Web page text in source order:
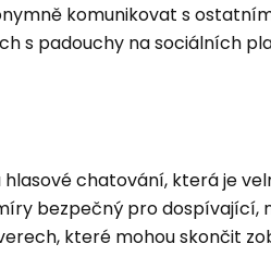
komunikovat s
s padouchy na sociálních
chatování, která je
bezpečný pro
které mohou skončit